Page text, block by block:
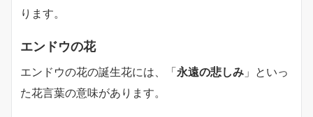
ります。
エンドウの花
エンドウの花の誕生花には、「 永遠の悲しみ 」といっ
た花言葉の意味があります。